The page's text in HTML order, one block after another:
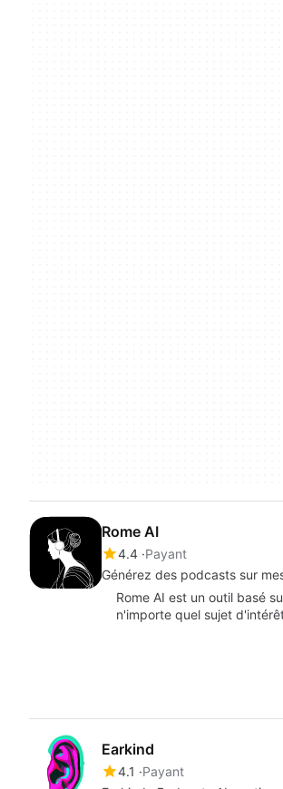
Rome AI
4.4 Payant
Générez des podcasts sur
Rome AI est un outil basé
n'importe quel sujet
Earkind
4.1
Payant